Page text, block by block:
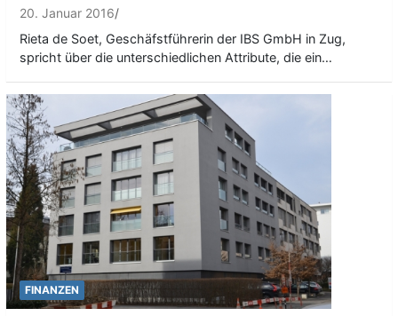
20. Januar 2016
Rieta de Soet, Geschäfstführerin der IBS GmbH in Zug,
spricht über die unterschiedlichen Attribute, die ein…
FINANZEN